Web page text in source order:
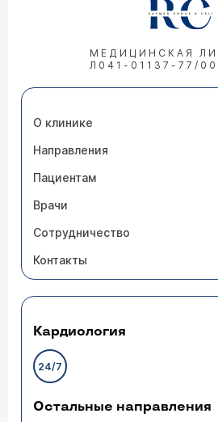
МЕДИЦИНСКАЯ
Л041-01137-77/
О клинике
Направления
Пациентам
Врачи
Сотрудничество
Контакты
Кардиология
24/7
Остальные направления